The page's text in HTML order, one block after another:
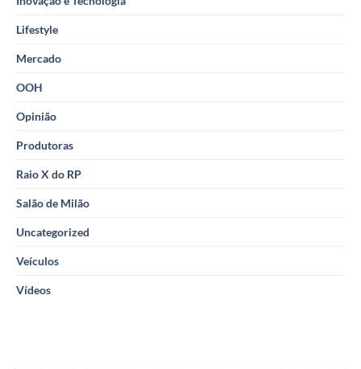
Lifestyle
Mercado
OOH
Opinião
Produtoras
Raio X do RP
Salão de Milão
Uncategorized
Veículos
Vídeos